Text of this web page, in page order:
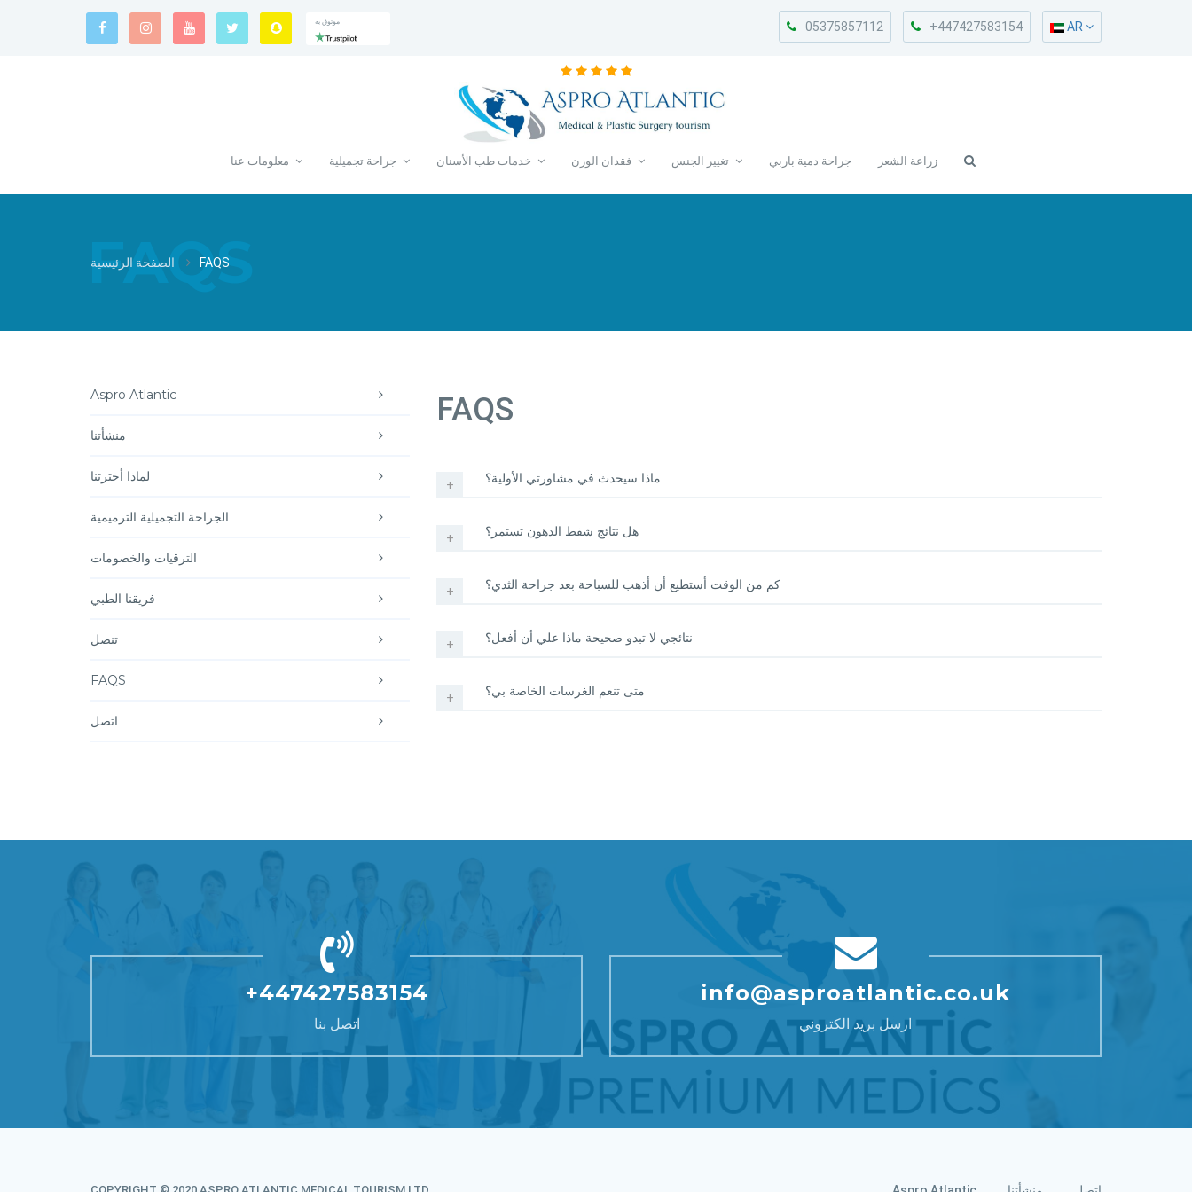
موثوق به 05375857112 +447427583154 AR
معلومات عنا جراحة تجميلية خدمات طب الأسنان فقدان الوزن تغيير الجنس جراحة دمية باربي زراعة الشعر
FAQS
الصفحة الرئيسية FAQS
Aspro Atlantic
منشأتنا
لماذا أخترتنا
الجراحة التجميلية الترميمية
الترقيات والخصومات
فريقنا الطبي
تنصل
FAQS
اتصل
FAQS
ماذا سيحدث في مشاورتي الأولية؟
هل نتائج شفط الدهون تستمر؟
كم من الوقت أستطيع أن أذهب للسباحة بعد جراحة الثدي؟
نتائجي لا تبدو صحيحة ماذا علي أن أفعل؟
متى تنعم الغرسات الخاصة بي؟
+447427583154
اتصل بنا
info@asproatlantic.co.uk
ارسل بريد الكتروني